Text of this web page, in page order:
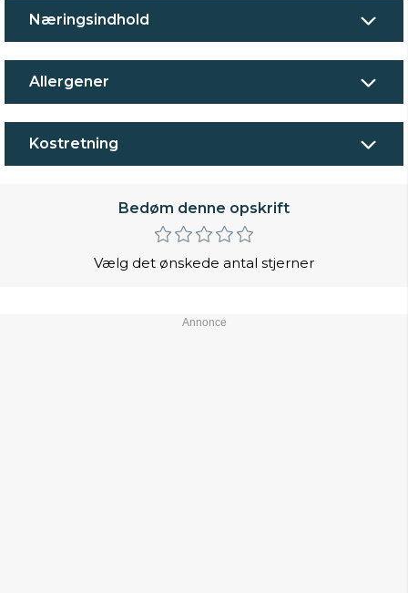
Næringsindhold
Allergener
Kostretning
Bedøm denne opskrift
Vælg det ønskede antal stjerner